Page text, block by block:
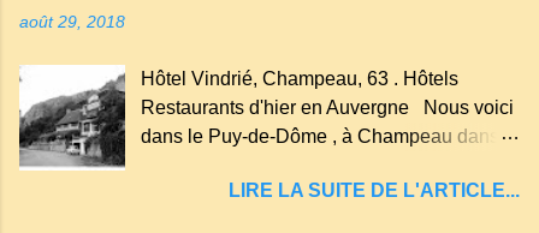
"sans fond" et en forme d'entonnoir
entraînant vers les entrailles de la terre, les
malheureux qui s'approchaient trop de
août 29, 2018
Hôtel Vindrié, Champeau, 63 . Hôtels
Restaurants d'hier en Auvergne Nous voici
dans le Puy-de-Dôme , à Champeau dans
Servant . L'Hôtel-Restaurant Vindrié était
LIRE LA SUITE DE L'ARTICLE...